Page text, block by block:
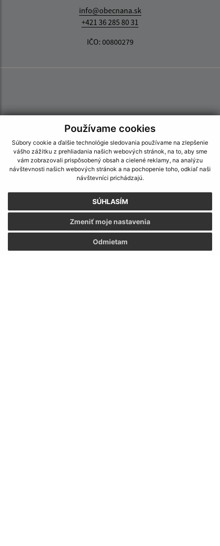
Používame cookies
Súbory cookie a ďalšie technológie sledovania používame na zlepšenie
vášho zážitku z prehliadania našich webových stránok, na to, aby sme
vám zobrazovali prispôsobený obsah a cielené reklamy, na analýzu
návštevnosti našich webových stránok a na pochopenie toho, odkiaľ naši
návštevníci prichádzajú.
SÚHLASÍM
Odmietam
Zmeniť moje nastavenia
info@obecnana.sk
+421 36 285 80 31
IČO: 00800279
Informácie o stránke:
Vyhlásenie o prístupnosti